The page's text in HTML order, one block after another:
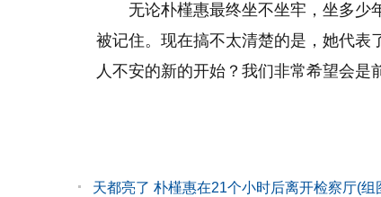
无论朴槿惠最终坐不坐牢，坐多少
被记住。现在搞不太清楚的是，她代表
人不安的新的开始？我们非常希望会是
天都亮了 朴槿惠在21个小时后离开检察厅(组